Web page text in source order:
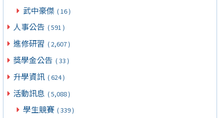
武中豪傑 ( 16 )
人事公告 ( 591 )
進修研習 ( 2,607 )
獎學金公告 ( 33 )
升學資訊 ( 624 )
活動訊息 ( 5,088 )
學生競賽 ( 339 )